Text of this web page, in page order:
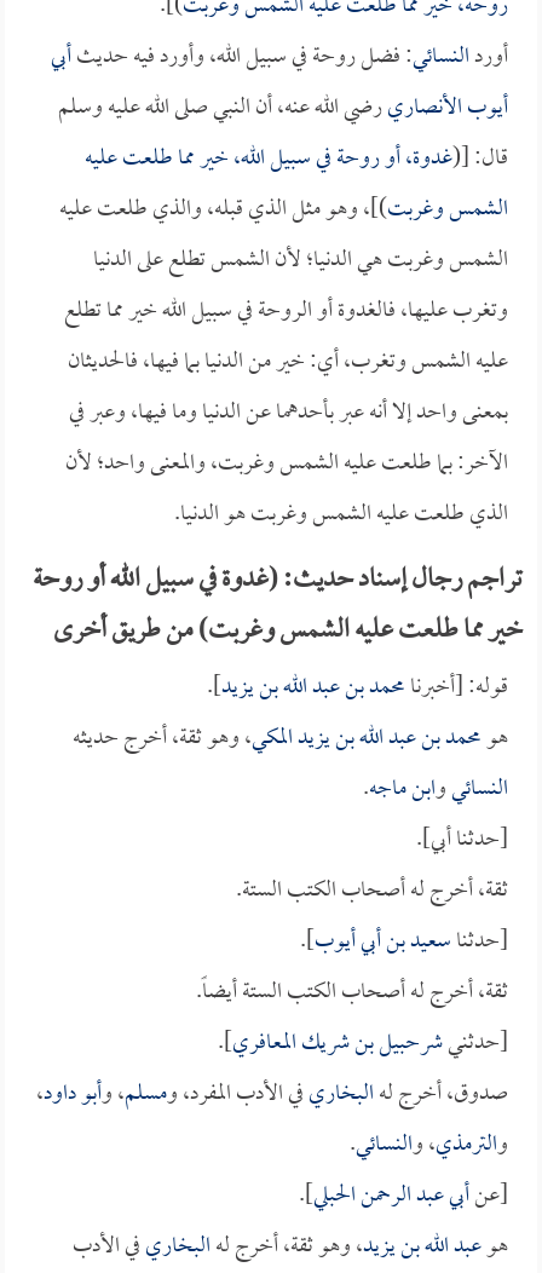
أوردالنسائي: فضل روحة في سبيل الله، وأورد فيه حديثأبي
أيوب الأنصاريرضي الله عنه، أن النبي صلى الله عليه وسلم
قال: [(غدوة، أو روحة في سبيل الله، خير مما طلعت عليه
الشمس وغربت)]، وهو مثل الذي قبله، والذي طلعت عليه
الشمس وغربت هي الدنيا؛ لأن الشمس تطلع على الدنيا
وتغرب عليها، فالغدوة أو الروحة في سبيل الله خير مما تطلع
عليه الشمس وتغرب، أي: خير من الدنيا بما فيها، فالحديثان
بمعنى واحد إلا أنه عبر بأحدهما عن الدنيا وما فيها، وعبر في
الآخر: بما طلعت عليه الشمس وغربت، والمعنى واحد؛ لأن
الذي طلعت عليه الشمس وغربت هو الدنيا.
تراجم رجال إسناد حديث: (غدوة في سبيل الله أو روحة
خير مما طلعت عليه الشمس وغربت) من طريق أخرى
قوله: [أخبرنامحمد بن عبد الله بن يزيد].
هومحمد بن عبد الله بن يزيد المكي، وهو ثقة، أخرج حديثه
النسائيوابن ماجه.
[حدثنا أبي].
ثقة، أخرج له أصحاب الكتب الستة.
[حدثناسعيد بن أبي أيوب].
ثقة، أخرج له أصحاب الكتب الستة أيضاً.
[حدثنيشرحبيل بن شريك المعافري].
صدوق، أخرج لهالبخاريفي الأدب المفرد، ومسلم، وأبو داود،
والترمذي، والنسائي.
[عنأبي عبد الرحمن الحبلي].
هوعبد الله بن يزيد، وهو ثقة، أخرج لهالبخاريفي الأدب